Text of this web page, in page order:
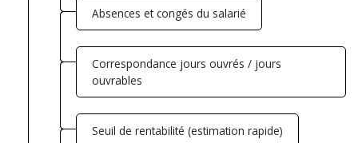
Absences et congés du salarié
Correspondance jours ouvrés / jours
ouvrables
Seuil de rentabilité (estimation rapide)